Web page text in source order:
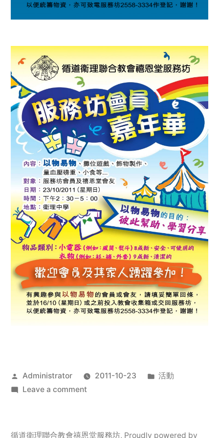
Posted
by
Administrator 2011-10-23
Posted
活動
Leave a commenton
服
循道衛理聯合教會禧恩堂服務坊, Proudly powered by